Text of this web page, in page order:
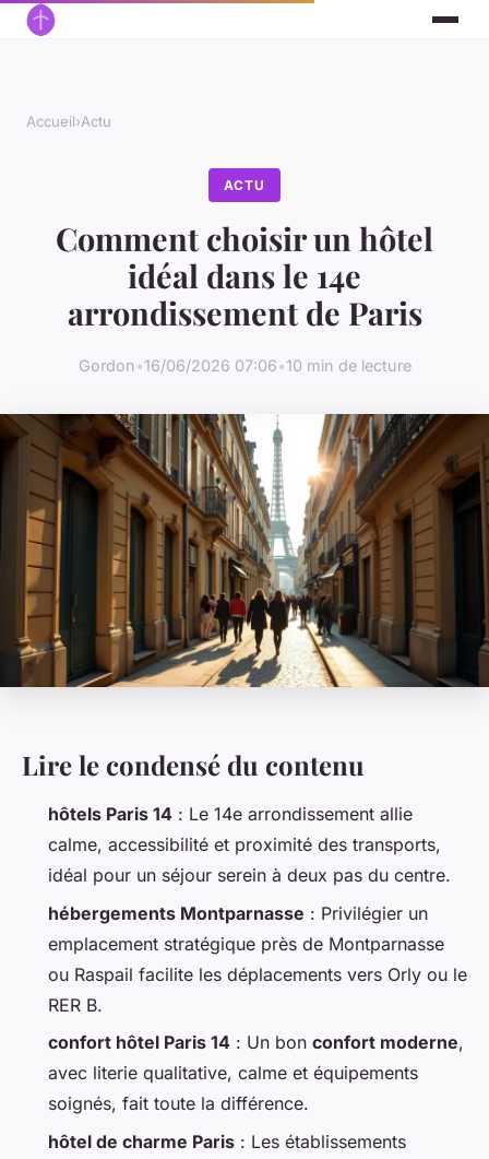
Accueil›Actu
ACTU
Comment choisir un hôtel
idéal dans le 14e
arrondissement de Paris
Gordon•16/06/2026 07:06•10 min de lecture
Lire le condensé du contenu
hôtels Paris 14 : Le 14e arrondissement allie
calme, accessibilité et proximité des transports,
idéal pour un séjour serein à deux pas du centre.
hébergements Montparnasse : Privilégier un
emplacement stratégique près de Montparnasse
ou Raspail facilite les déplacements vers Orly ou le
RER B.
confort hôtel Paris 14 : Un bon confort moderne,
avec literie qualitative, calme et équipements
soignés, fait toute la différence.
hôtel de charme Paris : Les établissements